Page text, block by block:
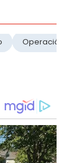
Operación